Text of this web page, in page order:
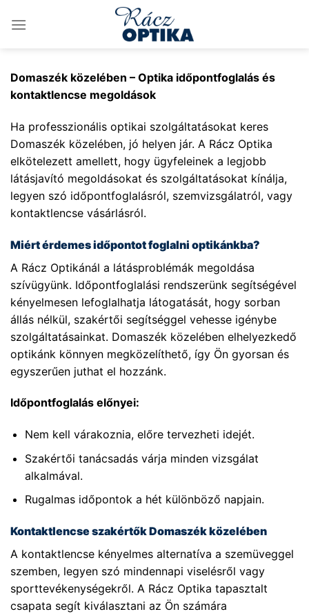
Domaszék közelében – Optika időpontfoglalás és
kontaktlencse megoldások
Ha professzionális optikai szolgáltatásokat keres
Domaszék közelében, jó helyen jár. A Rácz Optika
elkötelezett amellett, hogy ügyfeleinek a legjobb
látásjavító megoldásokat és szolgáltatásokat kínálja,
legyen szó időpontfoglalásról, szemvizsgálatról, vagy
kontaktlencse vásárlásról.
Miért érdemes időpontot foglalni optikánkba?
A Rácz Optikánál a látásproblémák megoldása
szívügyünk. Időpontfoglalási rendszerünk segítségével
kényelmesen lefoglalhatja látogatását, hogy sorban
állás nélkül, szakértői segítséggel vehesse igénybe
szolgáltatásainkat. Domaszék közelében elhelyezkedő
optikánk könnyen megközelíthető, így Ön gyorsan és
egyszerűen juthat el hozzánk.
Időpontfoglalás előnyei:
Nem kell várakoznia, előre tervezheti idejét.
Szakértői tanácsadás várja minden vizsgálat
alkalmával.
Rugalmas időpontok a hét különböző napjain.
Kontaktlencse szakértők Domaszék közelében
A kontaktlencse kényelmes alternatíva a szemüveggel
szemben, legyen szó mindennapi viselésről vagy
sporttevékenységekről. A Rácz Optika tapasztalt
csapata segít kiválasztani az Ön számára